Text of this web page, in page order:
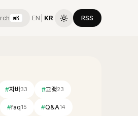
⌘K EN KR RSS
#자바33 #고랭23
#faq15 #Q&A14